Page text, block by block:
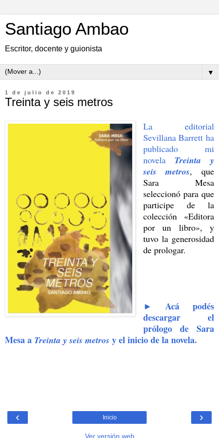
Santiago Ambao
Escritor, docente y guionista
▼
1 de julio de 2019
Treinta y seis metros
La editorial
Sevillana Barrett ha
publicado mi
novela Treinta y
seis metros, que
Sara Mesa
seleccionó para que
participe de la
colección «Editora
por un libro», y
tuvo la generosidad
de prologar.
► Acá podés
descargar el
prólogo de Sara
Mesa a Treinta y seis metros y el inicio de la novela.
‹ ›
Inicio
Ver versión web